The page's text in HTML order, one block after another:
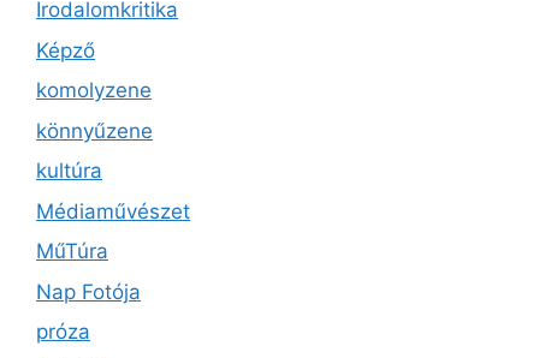
Irodalomkritika
Képző
komolyzene
könnyűzene
kultúra
Médiaművészet
MűTúra
Nap Fotója
próza